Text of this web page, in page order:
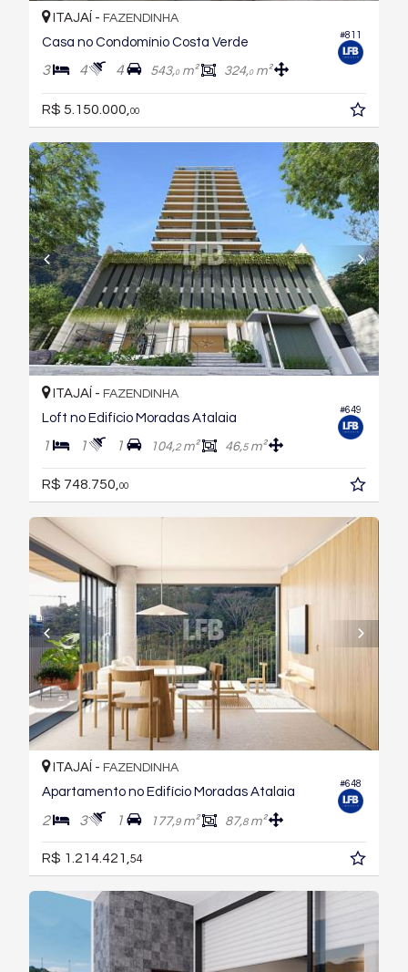
#811
ITAJAÍ - FAZENDINHA
Casa no Condomínio Costa Verde
3 4 4 543,0m² 324,0m²
R$ 5.150.000,00
#649
ITAJAÍ - FAZENDINHA
Loft no Edifício Moradas Atalaia
1 1 1 104,2m² 46,5m²
R$ 748.750, 00
#648
ITAJAÍ - FAZENDINHA
Apartamento no Edifício Moradas Atalaia
2 3 1 177,9m² 87,8m²
R$ 1.214.421,54